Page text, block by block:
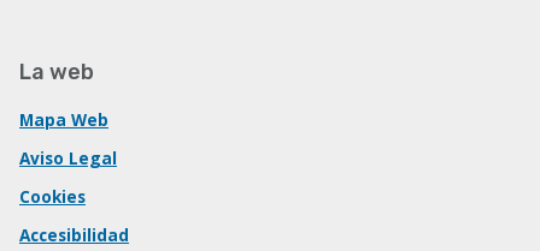
La web
Mapa Web
Aviso Legal
Cookies
Accesibilidad